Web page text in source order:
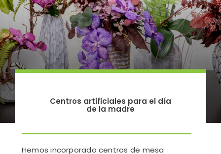
Centros artificiales para el día
de la madre
Hemos incorporado centros de mesa